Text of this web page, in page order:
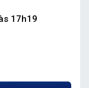
17h19